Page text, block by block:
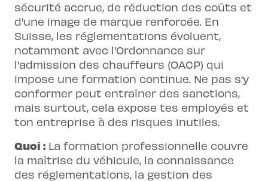
sécurité accrue, de réduction des coûts et
d'une image de marque renforcée. En
Suisse, les réglementations évoluent,
notamment avec l'Ordonnance sur
l'admission des chauffeurs (OACP) qui
impose une formation continue. Ne pas s'y
conformer peut entraîner des sanctions,
mais surtout, cela expose tes employés et
ton entreprise à des risques inutiles.
Quoi : La formation professionnelle couvre
la maîtrise du véhicule, la connaissance
des réglementations, la gestion des